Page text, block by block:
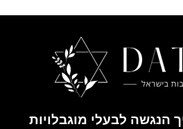
הנגשה לבעלי מוגבלויות